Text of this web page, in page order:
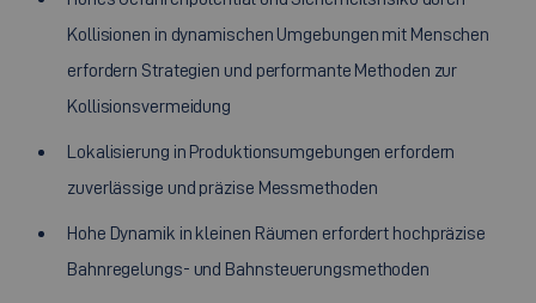
Kollisionen in dynamischen Umgebungen mit Menschen
erfordern Strategien und performante Methoden zur
Kollisionsvermeidung
Lokalisierung in Produktionsumgebungen erfordern
zuverlässige und präzise Messmethoden
Hohe Dynamik in kleinen Räumen erfordert hochpräzise
Bahnregelungs- und Bahnsteuerungsmethoden